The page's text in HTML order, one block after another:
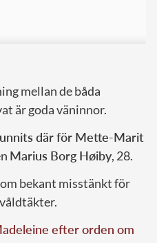
mellan de båda
är goda väninnor.
där för Mette-Marit
Marius Borg Høiby, 28.
bekant misstänkt för
efter orden om